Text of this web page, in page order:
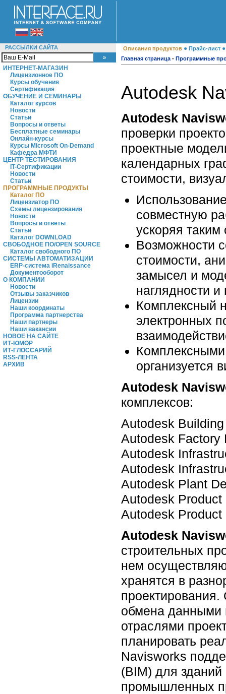
РАССЫЛКИ САЙТА
ИНТЕРНЕТ-МАГАЗИН
Лицензионное ПО
Курсы обучения
Сертификация
ОБУЧЕНИЕ И СЕМИНАРЫ
Каталог курсов
Новости
Статьи
Вопросы и ответы
Бесплатные семинары
Онлайн-курсы
Курсы Microsoft On-Demand
Кафедра МФТИ
ЦЕНТР ТЕСТИРОВАНИЯ
IT-Сертификации
Новости
Статьи
ПРОГРАММНЫЕ ПРОДУКТЫ
Каталог ПО
Лицензиатор ПО
Схемы лицензирования
Новости
Вопросы и ответы
Статьи
Каталог DOWNLOAD
СВОБОДНОЕ ПО/OPEN SOURCE
Каталог свободного ПО
СИСТЕМЫ АВТОМАТИЗАЦИИ
ERP-система iRenaissance
Документооборот
О КОМПАНИИ
Новости
Отзывы заказчиков
Лицензии
Наши координаты
Программа партнерства
Наши партнеры
Наши вакансии
НОВОЕ НА САЙТЕ
ИТ-ЮМОР
ИТ-ГЛОССАРИЙ
RSS-ЛЕНТА
АРХИВ
Описания продуктов ● Прайс-лист
Главная страница - Программные
Autodesk
Autodesk
проверки
проектные
календарных
стоимости,
совместную
ускоряя
Возможности
стоимости,
замысел и
наглядности и
Комплексный
электронных
организуется
Autodesk
комплексов:
Autodesk
Autodesk Factory
Autodesk
Autodesk
Autodesk Plant
Autodesk
Autodesk
Autodesk
строительных
нем
хранятся в
обмена данными
отраслями
планировать
Navisworks
(BIM) для
промышленных